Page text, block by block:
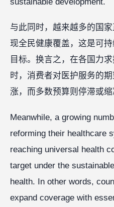
与此同时，越来越多的国
现全民健康覆盖，这是可
目标。换言之，在各国力
时，消费者对医护服务的
涨，而多数预算则停滞或缩
Meanwhile, a growing
reforming their healthcare
reaching universal health
target under the
health. In other words,
expand coverage with